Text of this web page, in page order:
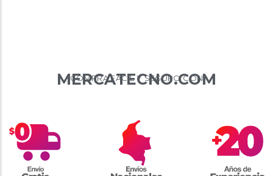
COMPRA FÁCIL Y SEGURO CON
MERCATECNO.COM